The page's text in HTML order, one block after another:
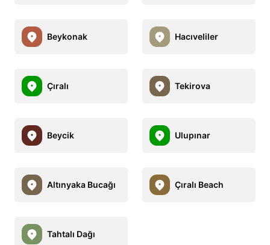
Beykonak Hacıveliler
Çıralı Tekirova
Beycik Ulupınar
Altınyaka Bucağı Çıralı Beach
Tahtalı Dağı